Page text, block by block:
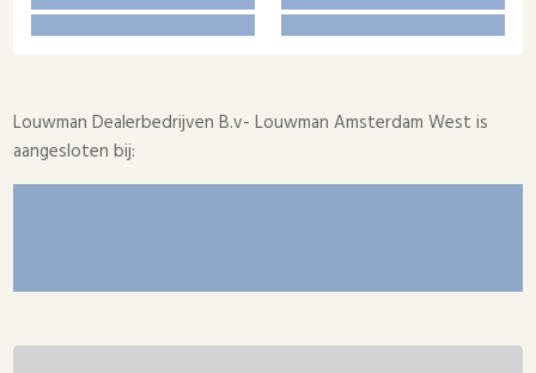
Louwman Dealerbedrijven B.v- Louwman Amsterdam West is
aangesloten bij: